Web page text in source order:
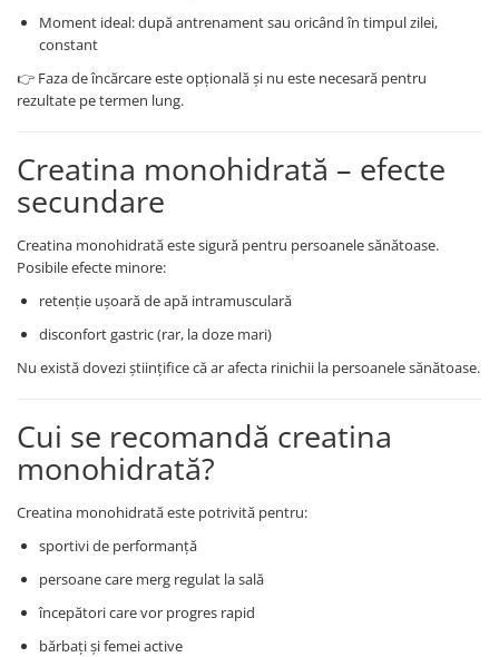
Moment ideal: după antrenament sau oricând în timpul zilei,
constant
👉 Faza de încărcare este opțională și nu este necesară pentru
rezultate pe termen lung.
Creatina monohidrată – efecte
secundare
Creatina monohidrată este sigură pentru persoanele sănătoase.
Posibile efecte minore:
retenție ușoară de apă intramusculară
disconfort gastric (rar, la doze mari)
Nu există dovezi științifice că ar afecta rinichii la persoanele sănătoase.
Cui se recomandă creatina
monohidrată?
Creatina monohidrată este potrivită pentru:
sportivi de performanță
persoane care merg regulat la sală
începători care vor progres rapid
bărbați și femei active